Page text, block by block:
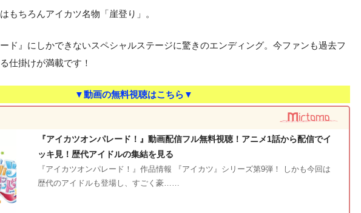
もちろんアイカツ名物「崖登り」。
ード』にしかできないスペシャルステージに驚きのエンディング。今ファンも過去フ
仕掛けが満載です！
▼動画の無料視聴はこちら▼
『アイカツオンパレード！』動画配信フル無料視聴！アニメ1話から配信でイ
ッキ見！歴代アイドルの集結を見る
『アイカツオンパレード！』作品情報 『アイカツ』シリーズ第9弾！ しかも今回は
歴代のアイドルも登場し、すごく豪……